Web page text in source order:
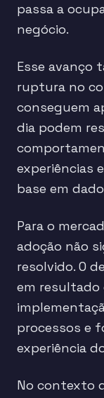
passa a
negócio.
Esse avanço
ruptura no
conseguem
dia podem
experiências
base em
Para o
adoção não
resolvido. O
em resultado
processos e
experiência
No contexto